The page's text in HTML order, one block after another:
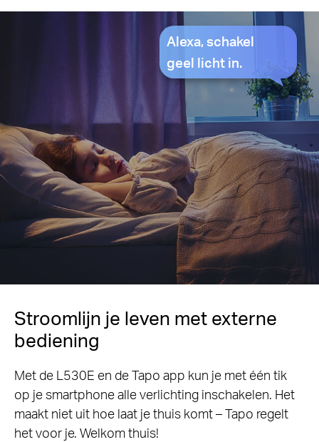
Alexa, schakel
geel licht in.
Stroomlijn je leven met externe
bediening
Met de L530E en de Tapo app kun je met één tik
op je smartphone alle verlichting inschakelen. Het
maakt niet uit hoe laat je thuis komt – Tapo regelt
het voor je. Welkom thuis!